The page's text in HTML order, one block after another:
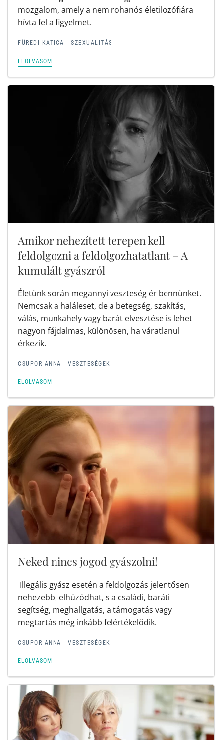
mozgalom, amely a nem rohanós életilozófiára
hívta fel a figyelmet.
FÜREDI KATICA SZEXUALITÁS
ELOLVASOM
Amikor nehezített terepen kell
feldolgozni a feldolgozhatatlant – A
kumulált gyászról
Életünk során megannyi veszteség ér bennünket.
Nemcsak a haláleset, de a betegség, szakítás,
válás, munkahely vagy barát elvesztése is lehet
nagyon fájdalmas, különösen, ha váratlanul
érkezik.
CSUPOR ANNA | VESZTESÉGEK
ELOLVASOM
Neked nincs jogod gyászolni!
Illegális gyász esetén a feldolgozás jelentősen
nehezebb, elhúzódhat, s a családi, baráti
segítség, meghallgatás, a támogatás vagy
megtartás még inkább felértékelődik.
CSUPOR ANNA | VESZTESÉGEK
ELOLVASOM